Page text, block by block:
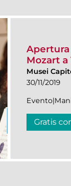
Apertura
Mozart a
Musei
30/11/2019
Gratis